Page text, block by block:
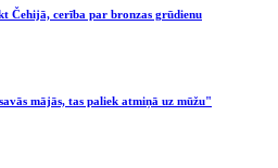
Čehijā, cerība par bronzas grūdienu
mājās, tas paliek atmiņā uz mūžu"